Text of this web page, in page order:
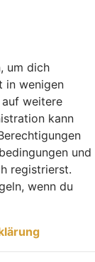
um dich
in wenigen
weitere
kann
und
registrierst.
wenn du